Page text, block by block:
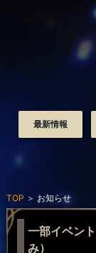
最新情報
TOP ＞ お知らせ
一部イベン
み）